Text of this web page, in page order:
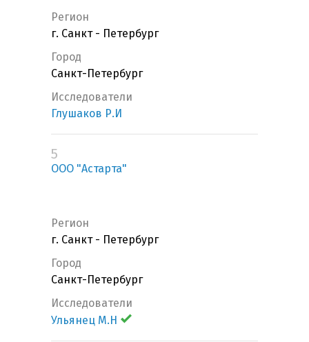
Регион
г. Санкт - Петербург
Город
Санкт-Петербург
Исследователи
Глушаков Р.И
5
ООО "Астарта"
Регион
г. Санкт - Петербург
Город
Санкт-Петербург
Исследователи
Ульянец М.Н